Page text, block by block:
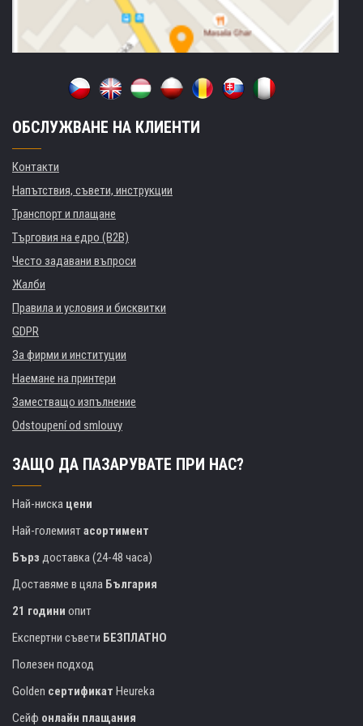
ОБСЛУЖВАНЕ НА КЛИЕНТИ
Контакти
Напътствия, съвети, инструкции
Транспорт и плащане
Търговия на едро (B2B)
Често задавани въпроси
Жалби
Правила и условия и бисквитки
GDPR
За фирми и институции
Наемане на принтери
Заместващо изпълнение
Odstoupení od smlouvy
ЗАЩО ДА ПАЗАРУВАТЕ ПРИ НАС?
Най-ниска цени
Най-големиятасортимент
Бърз доставка (24-48 часа)
Доставяме в цяла България
21 години опит
Експертни съвети БЕЗПЛАТНО
Полезен подход
Golden сертификат Heureka
Сейф онлайн плащания